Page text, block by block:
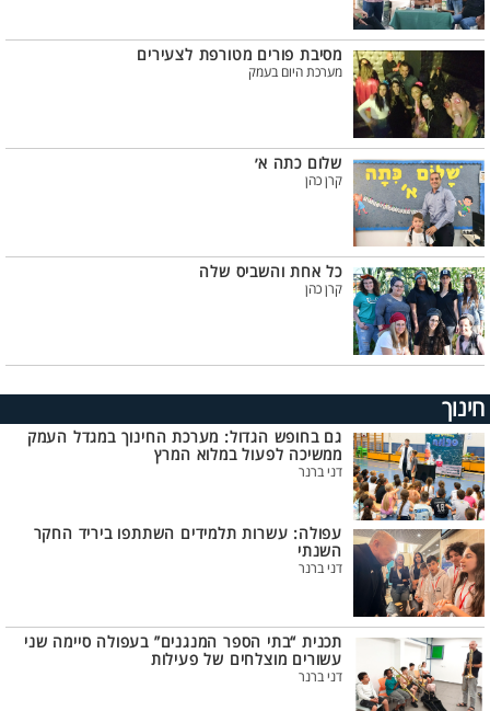
מסיבת פורים מטורפת לצעירים
מערכת היום בעמק
שלום כתה א׳
קרן כהן
כל אחת והשביס שלה
קרן כהן
חינוך
גם בחופש הגדול: מערכת החינוך במגדל העמק
ממשיכה לפעול במלוא המרץ
דני ברנר
עפולה: עשרות תלמידים השתתפו ביריד החקר
השנתי
דני ברנר
תכנית “בתי הספר המנגנים” בעפולה סיימה שני
עשורים מוצלחים של פעילות
דני ברנר